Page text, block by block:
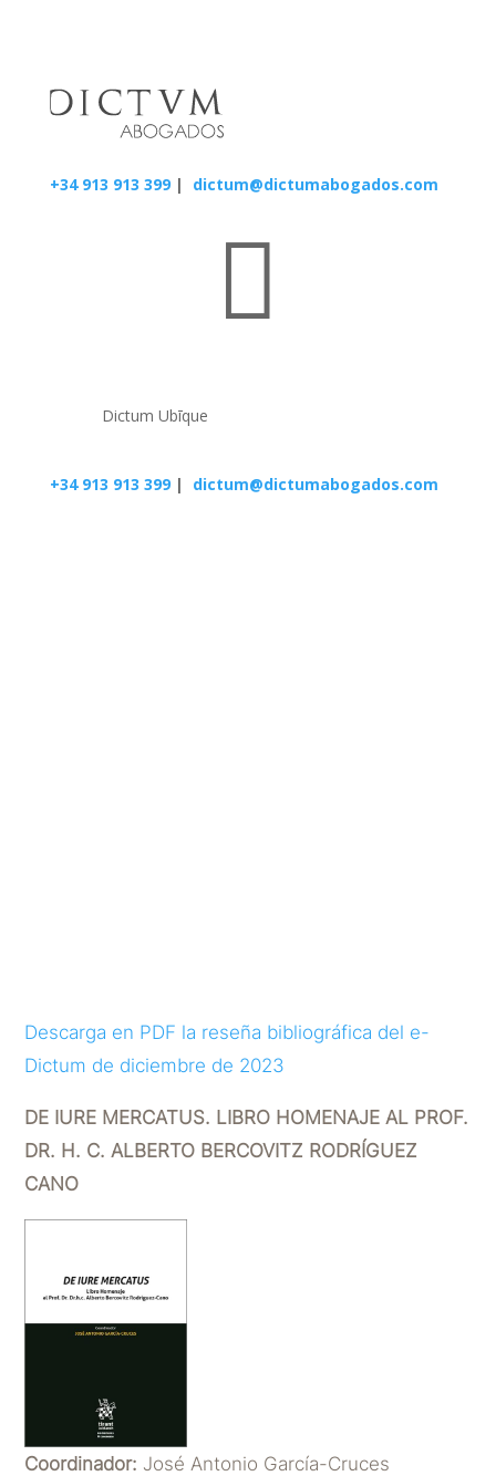
+34 913 913 399| dictum@dictumabogados.com

Dictum Ubīque
+34 913 913 399| dictum@dictumabogados.com
Descarga en PDF la reseña bibliográfica del e-
Dictum de diciembre de 2023
DE IURE MERCATUS. LIBRO HOMENAJE AL PROF.
DR. H. C. ALBERTO BERCOVITZ RODRÍGUEZ
CANO
Coordinador: José Antonio García-Cruces